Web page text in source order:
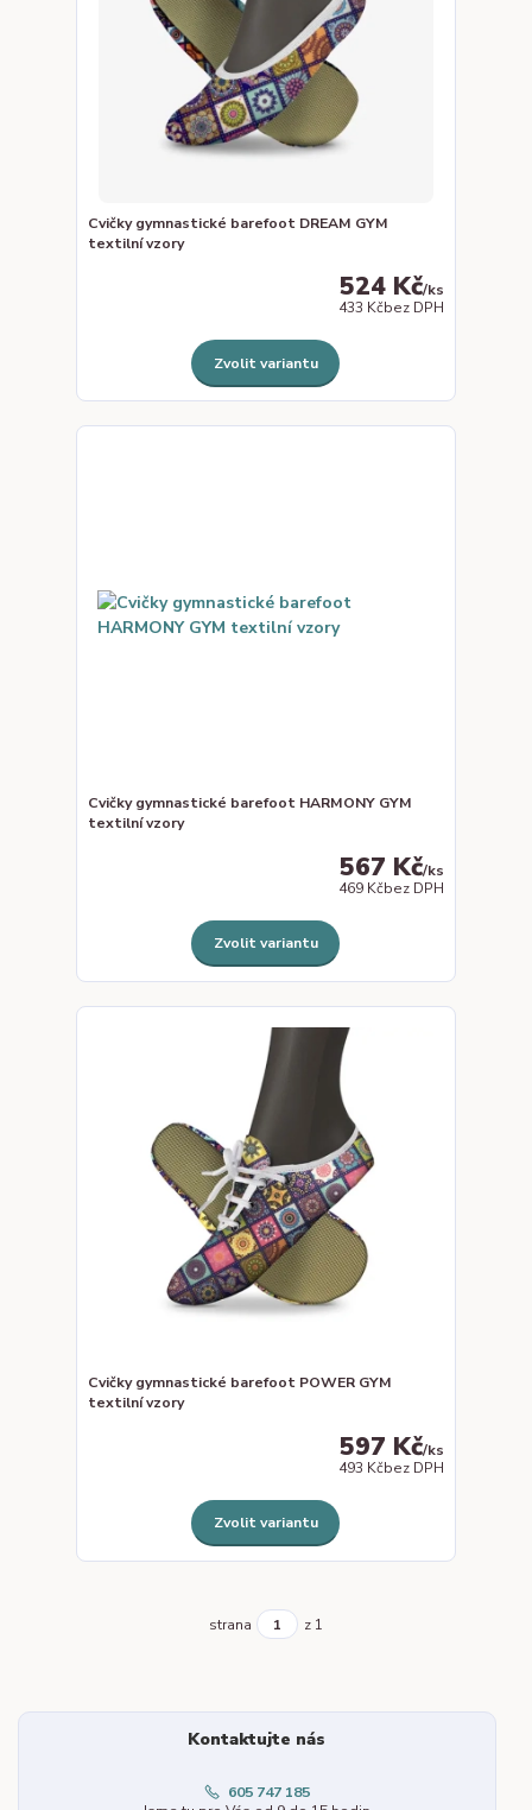
Cvičky gymnastické barefoot DREAM GYM
textilní vzory
524 Kč/ks
433 Kčbez DPH
Zvolit variantu
Cvičky gymnastické barefoot HARMONY GYM
textilní vzory
567 Kč/ks
469 Kčbez DPH
Zvolit variantu
Cvičky gymnastické barefoot POWER GYM
textilní vzory
597 Kč/ks
493 Kčbez DPH
Zvolit variantu
strana z 1
Kontaktujte nás
605 747 185